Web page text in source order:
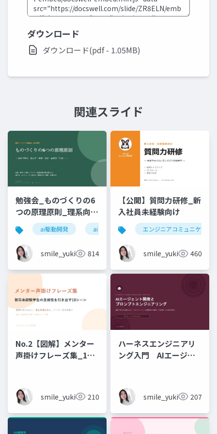
ダウンロード
ダウンロード(pdf - 1.05MB)
関連スライド
勉強会_ものづくりの6
つの原理原則_理系向け
6時間_2026_05_24_
石黒友季子
ai駆動開発 ai
smile_yukiko_it814
【公開】質問力研修_新
入社員未経験向け
エンジニアコミュニケーシ
smile_yukiko_it460
No.2【図解】メンター
声掛けフレーズ集_18
smile_yukiko_it210
ハーネスエンジニアリ
ング入門 AIエージェ
smile_yukiko_it207